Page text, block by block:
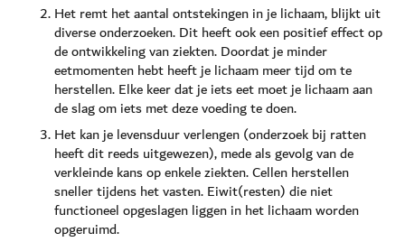
Het remt het aantal ontstekingen in je lichaam, blijkt uit
diverse onderzoeken. Dit heeft ook een positief effect op
de ontwikkeling van ziekten. Doordat je minder
eetmomenten hebt heeft je lichaam meer tijd om te
herstellen. Elke keer dat je iets eet moet je lichaam aan
de slag om iets met deze voeding te doen.
Het kan je levensduur verlengen (onderzoek bij ratten
heeft dit reeds uitgewezen), mede als gevolg van de
verkleinde kans op enkele ziekten. Cellen herstellen
sneller tijdens het vasten. Eiwit(resten) die niet
functioneel opgeslagen liggen in het lichaam worden
opgeruimd.